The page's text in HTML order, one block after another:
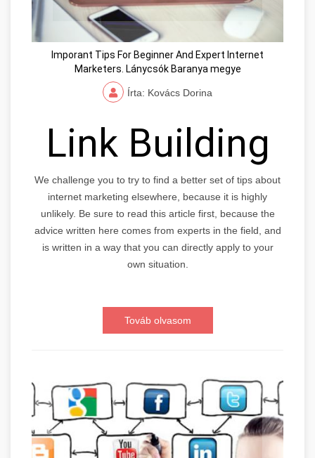
Imporant Tips For Beginner And Expert Internet
Marketers. Lánycsók Baranya megye
Írta: Kovács Dorina
Link Building
We challenge you to try to find a better set of tips about
internet marketing elsewhere, because it is highly
unlikely. Be sure to read this article first, because the
advice written here comes from experts in the field, and
is written in a way that you can directly apply to your
own situation.
Továb olvasom